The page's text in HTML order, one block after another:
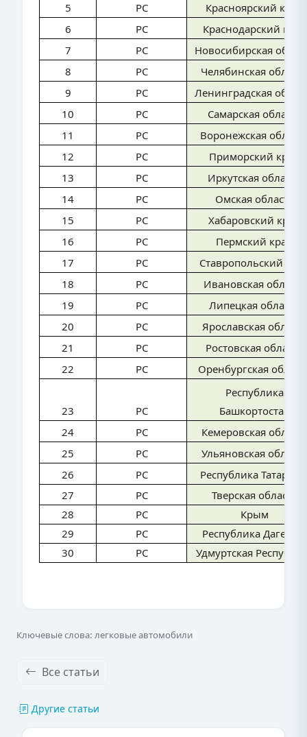
5
PC
Красноярский край
6
PC
Краснодарский край
7
PC
Новосибирская
8
PC
Челябинская
9
PC
Ленинградская
10
PC
Самарская область
11
PC
Воронежская
12
PC
Приморский край
13
PC
Иркутская область
14
PC
Омская область
15
PC
Хабаровский край
16
PC
Пермский край
17
PC
Ставропольский
18
PC
Ивановская область
19
PC
Липецкая область
20
PC
Ярославская область
21
PC
Ростовская область
22
PC Оренбургская
23 PC
Республика
Башкортостан
24
PC
Кемеровская
25
PC
Ульяновская область
26
PC
Республика
27
PC
Тверская область
28
PC
Крым
29
PC
Республика Дагестан
30
PC Удмуртская
Ключевые слова: легковые автомобили
Все статьи
Другие статьи